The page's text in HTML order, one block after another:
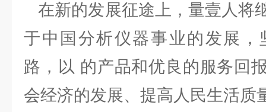
在新的发展征途上，量壹人将
于中国分析仪器事业的发展，
路，以 的产品和优良的服务回
会经济的发展、提高人民生活质